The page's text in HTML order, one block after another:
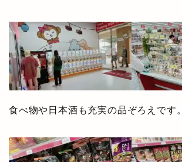
食べ物や日本酒も充実の品ぞろえです。